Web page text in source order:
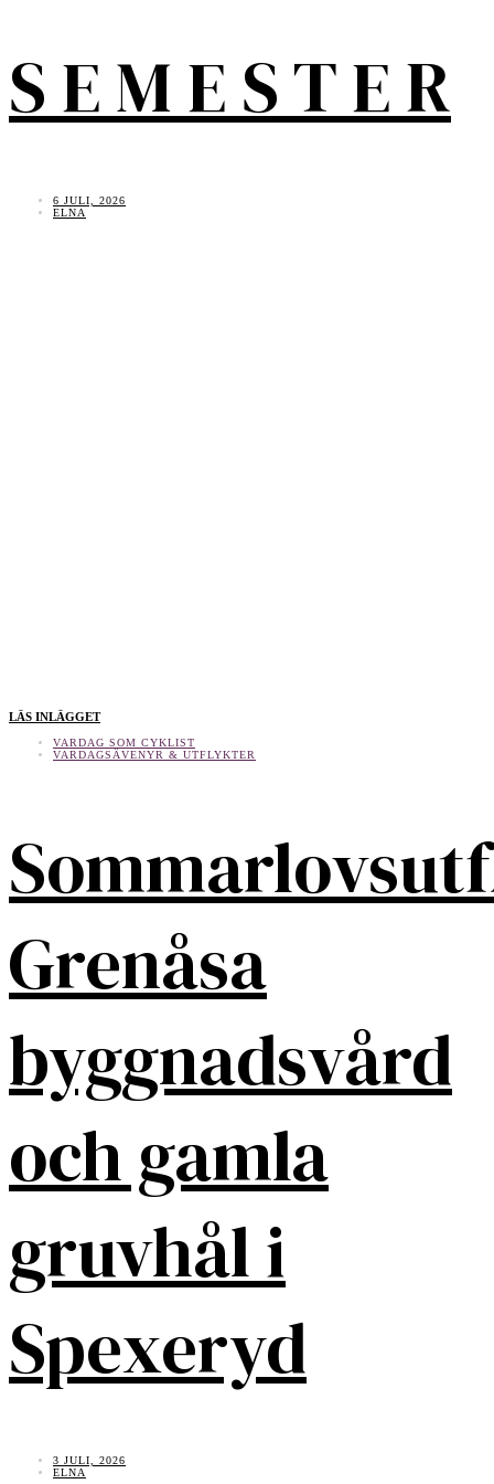
S E M E S T E R
6 JULI, 2026
ELNA
LÄS INLÄGGET
VARDAG SOM CYKLIST
VARDAGSÄVENYR & UTFLYKTER
Grenåsa
byggnadsvård
och gamla
gruvhål i
Spexeryd
3 JULI, 2026
ELNA